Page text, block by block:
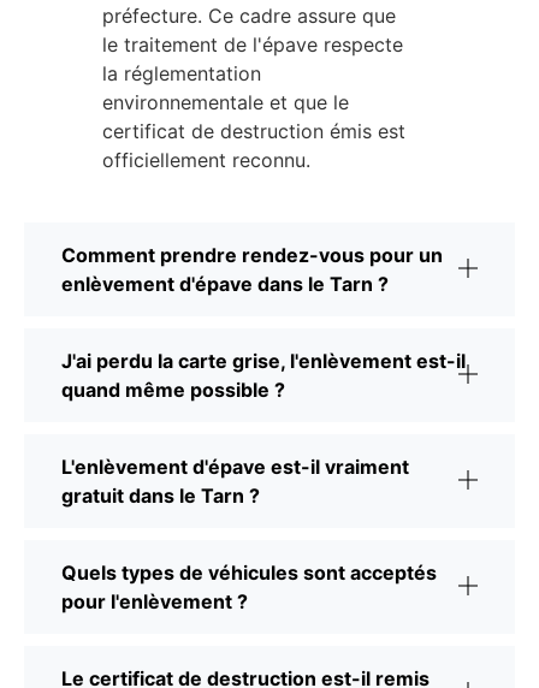
préfecture. Ce cadre assure que
le traitement de l'épave respecte
la réglementation
environnementale et que le
certificat de destruction émis est
officiellement reconnu.
Comment prendre rendez-vous pour un
enlèvement d'épave dans le Tarn ?
J'ai perdu la carte grise, l'enlèvement est-il
quand même possible ?
L'enlèvement d'épave est-il vraiment
gratuit dans le Tarn ?
Quels types de véhicules sont acceptés
pour l'enlèvement ?
Le certificat de destruction est-il remis